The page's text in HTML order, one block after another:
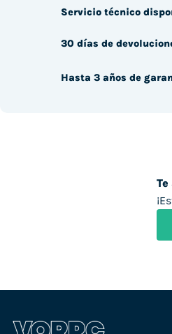
Servicio técnico
30 días de
Hasta 3 años de